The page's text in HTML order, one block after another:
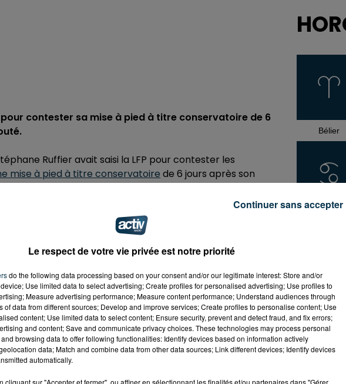
contester sa mise à pied à titre conservatoire de 6
Ruffier avait saisi la LFP pour contester les
mise à pied à titre conservatoire de 6 jours après son
pas présent à l'Etrat et était en fait en plein bras
pas de se prononcer sur le bien-fondé de ces
joueur. Réponse de l'ASSE dans un communiqué :
de la réintégration et de saisir la commission partiale
Bélier
Balance
Le respect de votre vie privée est notre priorité
do the following data processing based on your consent and/or our legitimate interest: Store and/or
Use limited data to select advertising; Create profiles for personalised advertising; Use profiles to
Measure advertising performance; Measure content performance; Understand audiences through
of data from different sources; Develop and improve services; Create profiles to personalise content; Use
content; Use limited data to select content; Ensure security, prevent and detect fraud, and fix errors;
and content; Save and communicate privacy choices. These technologies may process personal
browsing data to offer following functionalities: Identify devices based on information actively
data; Match and combine data from other data sources; Link different devices; Identify devices
automatically.
cliquant sur "Accepter et fermer", ou affiner en sélectionnant les finalités et/ou partenaires dans "Gérer
Continuer sans accepter